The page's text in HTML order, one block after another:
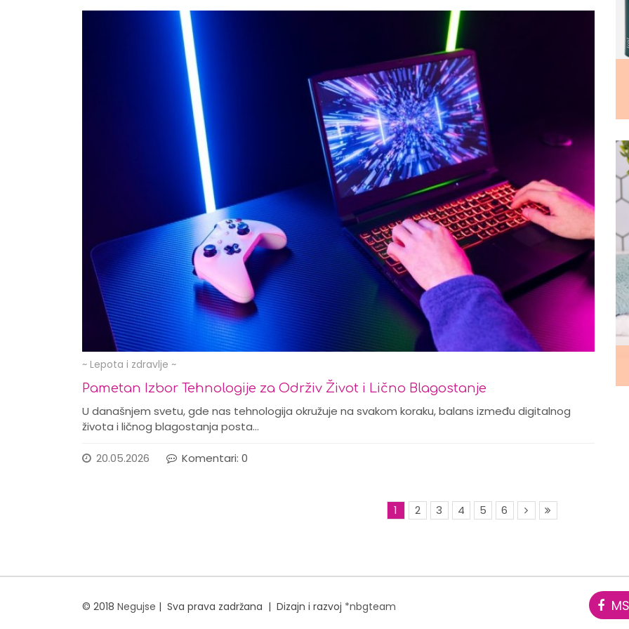
~ Lepota i zdravlje ~
Pametan Izbor Tehnologije za Održiv Život i Lično Blagostanje
U današnjem svetu, gde nas tehnologija okružuje na svakom koraku, balans između digitalnog
života i ličnog blagostanja posta…
20.05.2026 Komentari: 0
1 2 3 4 5 6
© 2018 Negujse | Sva prava zadržana | Dizajn i razvoj *nbgteam